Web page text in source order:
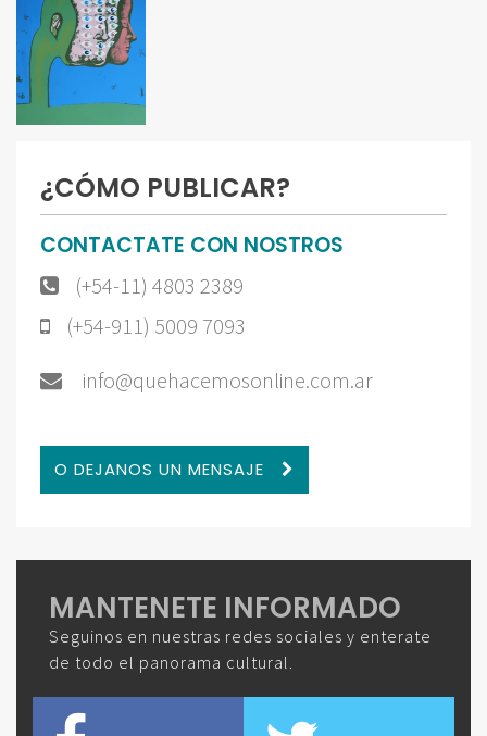
¿CÓMO PUBLICAR?
CONTACTATE CON NOSTROS
(+54-11) 4803 2389
(+54-911) 5009 7093
info@quehacemosonline.com.ar
O DEJANOS UN MENSAJE
MANTENETE INFORMADO
Seguinos en nuestras redes sociales y enterate
de todo el panorama cultural.